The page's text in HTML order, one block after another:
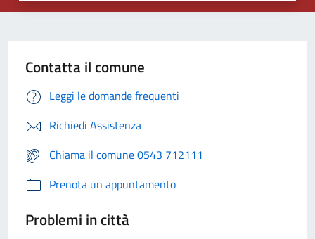
Contatta il comune
Leggi le domande frequenti
Richiedi Assistenza
Chiama il comune 0543 712111
Prenota un appuntamento
Problemi in città